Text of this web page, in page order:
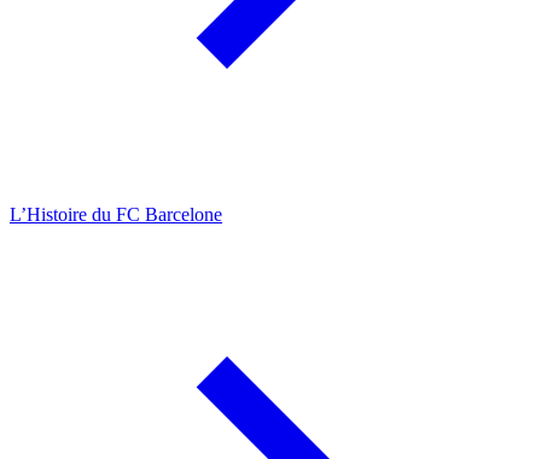
L’Histoire du FC Barcelone